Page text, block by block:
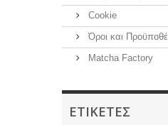
Cookie
Όροι και
Matcha Factory
ΕΤΙΚΈΤΕΣ